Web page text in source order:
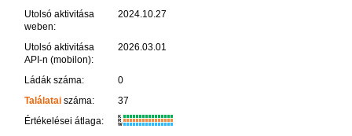
Utolsó aktivitása
weben:
2024.10.27
Utolsó aktivitása
API-n (mobilon):
2026.03.01
Ládák száma:
0
Találataiszáma:
37
Értékelései átlaga:
K
R
W